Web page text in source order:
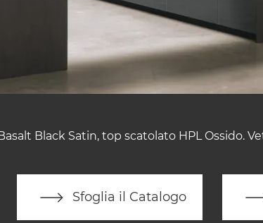
Black Satin, top scatolato HPL Ossido.
Sfoglia il Catalogo